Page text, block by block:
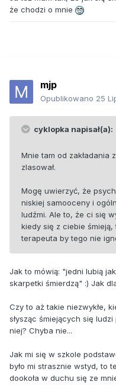
że chodzi o mnie
mjp
Opublikowano 25
cyklopka napisał(a):
Mnie tam od zakładania
zlasował.
Mogę uwierzyć, że
niskiej samooceny i
ludźmi. Ale to, że ci się
kiedy się z ciebie
terapeuta by tego nie
Jak to mówią: "jedni lubią
skarpetki śmierdzą" :) Jak
Czy to aż takie niezwykłe,
słysząc śmiejących się
niej? Chyba nie...
Jak mi się w szkole
było mi strasznie wstyd, to
dookoła w duchu się ze